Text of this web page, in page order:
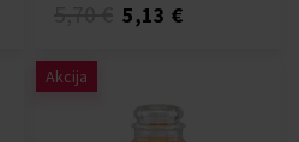
5,13 €
Akcija